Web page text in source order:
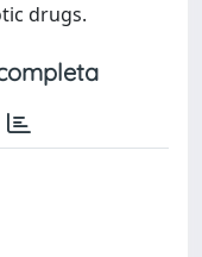
drugs.